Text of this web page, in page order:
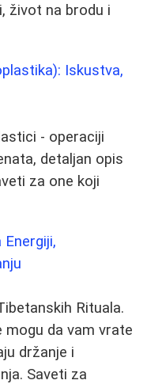
život na brodu i
Iskustva,
- operaciji
detaljan opis
za one koji
Rituala.
mogu da vam vrate
držanje i
Saveti za